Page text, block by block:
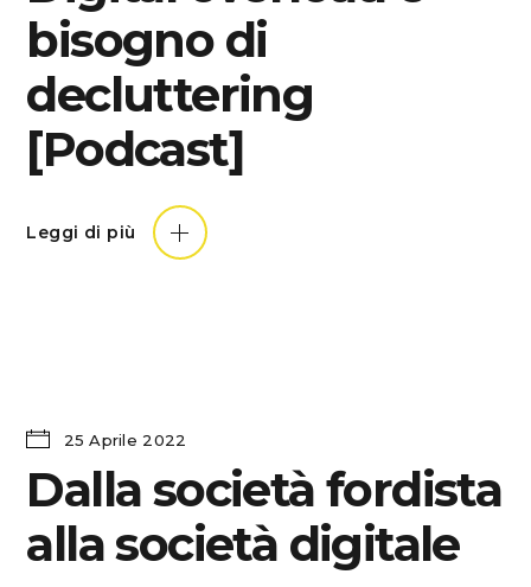
bisogno di
decluttering
[Podcast]
Leggi di più
25 Aprile 2022
Dalla società fordista
alla società digitale